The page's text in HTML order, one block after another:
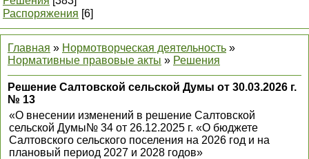
Распоряжения [6]
Главная » Нормотворческая деятельность »
Нормативные правовые акты » Решения
Решение Салтовской сельской Думы от 30.03.2026 г.
№ 13
«О внесении изменений в решение Салтовской
сельской Думы№ 34 от 26.12.2025 г. «О бюджете
Салтовского сельского поселения на 2026 год и на
плановый период 2027 и 2028 годов»